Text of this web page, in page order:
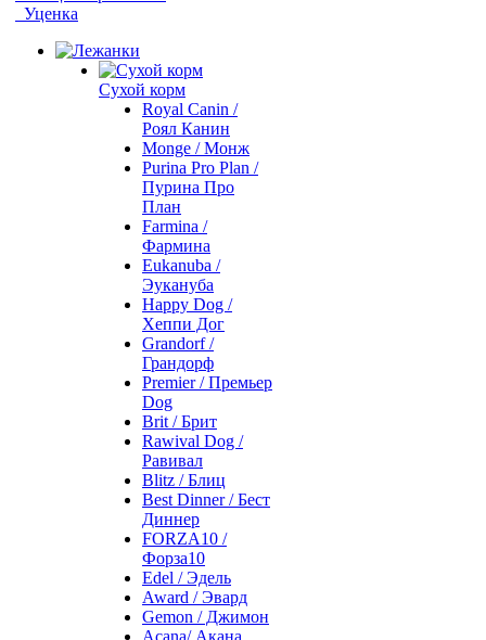
Уценка
Сухой корм
Royal Canin /
Роял Канин
Monge / Монж
Purina Pro Plan /
Пурина Про
План
Farmina /
Фармина
Eukanuba /
Эукануба
Happy Dog /
Хеппи Дог
Grandorf /
Грандорф
Premier / Премьер
Dog
Brit / Брит
Rawival Dog /
Равивал
Blitz / Блиц
Best Dinner / Бест
Диннер
FORZA10 /
Форза10
Edel / Эдель
Award / Эвард
Gemon / Джимон
Acana/ Акана